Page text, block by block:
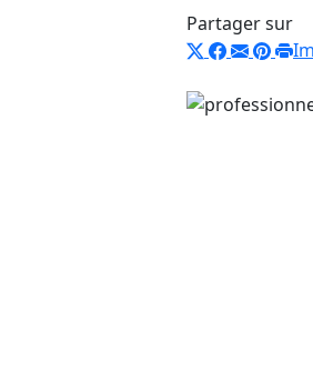
Partager sur